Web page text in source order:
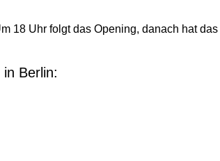
18 Uhr folgt das Opening, danach hat
Berlin: